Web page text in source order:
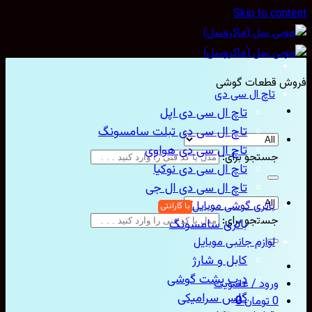
Skip to
قطعات گوشی
جستجو برای:
جستجو برای:
ورود / عضویت
تومان0
تاچ ال سی دی
تاچ ال سی دی اپل
تاچ ال سی دی تبلت سامسونگ
تاچ ال سی دی هواوی
تاچ ال سی دی نوکیا
تاچ ال سی دی ال جی
باتری گوشی موبایل
باتری سامسونگ
لوازم جانبی موبایل
کابل و شارژ
درب پشت گوشی
گلس سرامیکی